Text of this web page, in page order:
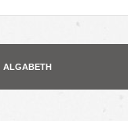
ALGABETH